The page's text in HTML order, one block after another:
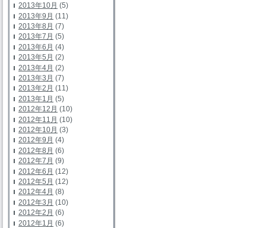
2013年10月 (5)
2013年9月 (11)
2013年8月 (7)
2013年7月 (5)
2013年6月 (4)
2013年5月 (2)
2013年4月 (2)
2013年3月 (7)
2013年2月 (11)
2013年1月 (5)
2012年12月 (10)
2012年11月 (10)
2012年10月 (3)
2012年9月 (4)
2012年8月 (6)
2012年7月 (9)
2012年6月 (12)
2012年5月 (12)
2012年4月 (8)
2012年3月 (10)
2012年2月 (6)
2012年1月 (6)